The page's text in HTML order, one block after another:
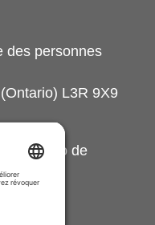
des personnes
L3R 9X9
le numéro de